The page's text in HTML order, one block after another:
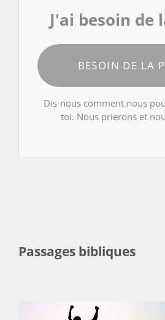
J'ai besoin de
BESOIN DE LA
Dis-nous comment nous
toi. Nous prierons et
Passages bibliques